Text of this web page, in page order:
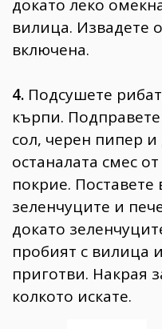
докато леко
вилица. Извадете
включена.
4. Подсушете
кърпи.
сол, черен пипер
останалата смес
покрие.
зеленчуците и
докато
пробият с вилица
приготви. Накрая
колкото искате.